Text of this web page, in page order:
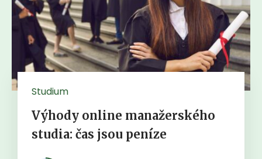
Studium
Výhody online manažerského
studia: čas jsou peníze